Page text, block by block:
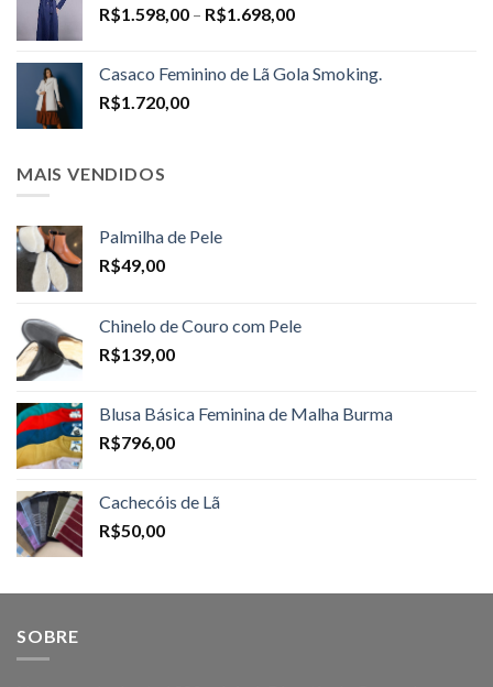
R$1.598,00 – R$1.698,00Price
through
Casaco Feminino de Lã Gola Smoking.
R$1.720,00
MAIS VENDIDOS
Palmilha de Pele
R$49,00
Chinelo de Couro com Pele
R$139,00
Blusa Básica Feminina de Malha Burma
R$796,00
Cachecóis de Lã
R$50,00
SOBRE